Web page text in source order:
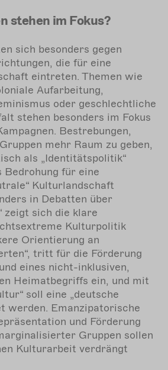
stehen im Fokus?
sich besonders gegen
die für eine
eintreten. Themen wie
Aufarbeitung,
oder geschlechtliche
stehen besonders im Fokus
Bestrebungen,
mehr Raum zu geben,
als „Identitätspolitik“
für eine
Kulturlandschaft
in Debatten über
zeigt sich die klare
Kulturpolitik
Orientierung an
tritt für die Förderung
eines nicht-inklusiven,
Heimatbegriffs ein, und mit
soll eine „deutsche
werden. Emanzipatorische
und Förderung
Gruppen sollen
Kulturarbeit verdrängt